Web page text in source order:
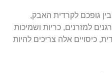
גופכם לקרדית האבק,
למזרנים, כריות ושמיכות
כיסויים אלה צריכים להיות